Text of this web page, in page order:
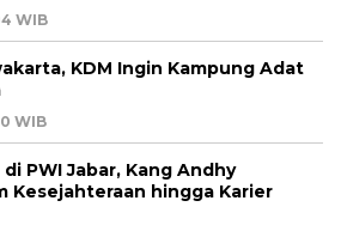
WIB
KDM Ingin Kampung Adat
WIB
PWI Jabar, Kang Andhy
Kesejahteraan hingga Karier